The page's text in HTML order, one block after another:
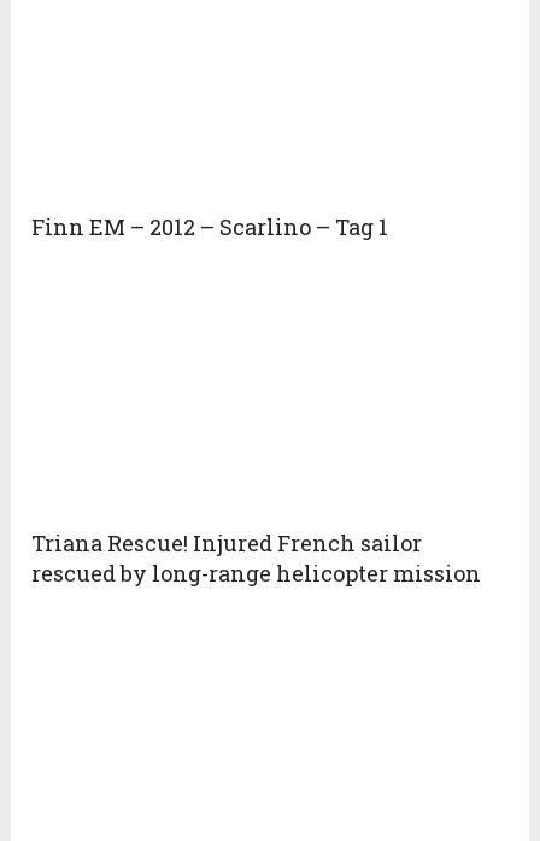
Finn EM – 2012 – Scarlino – Tag 1
Triana Rescue! Injured French sailor
rescued by long-range helicopter mission